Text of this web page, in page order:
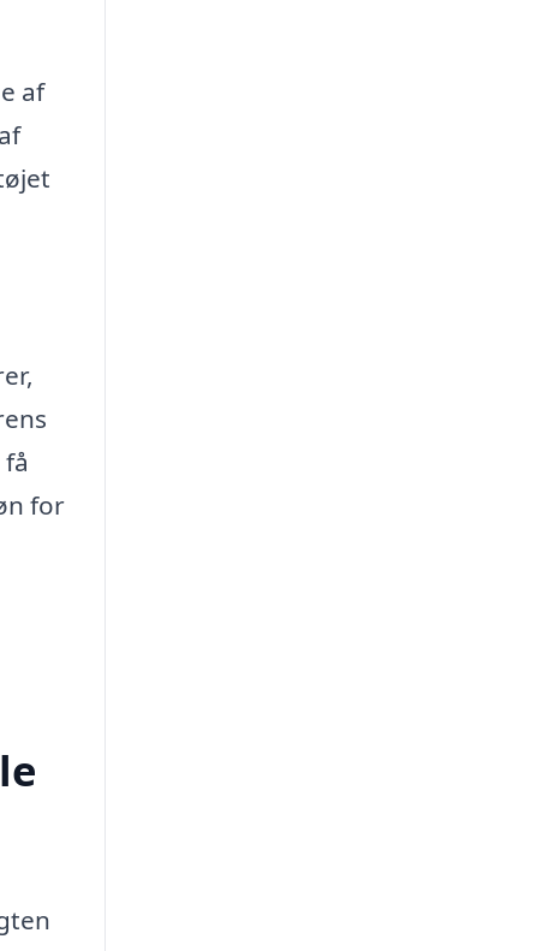
af
for